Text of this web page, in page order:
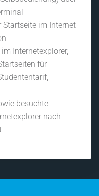
Startseite im Internet
Internetexplorer,
für
besuchte
nach